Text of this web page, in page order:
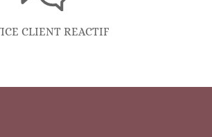
CLIENT REACTIF